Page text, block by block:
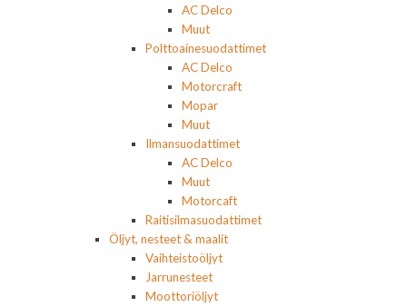
AC Delco
Muut
Polttoainesuodattimet
AC Delco
Motorcraft
Mopar
Muut
Ilmansuodattimet
AC Delco
Muut
Motorcaft
Raitisilmasuodattimet
Öljyt, nesteet & maalit
Vaihteistoöljyt
Jarrunesteet
Moottoriöljyt